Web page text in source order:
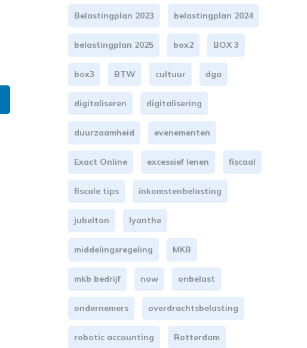
Belastingplan 2023 belastingplan 2024
belastingplan 2025 box2 BOX 3
box3 BTW cultuur dga
digitaliseren digitalisering
duurzaamheid evenementen
Exact Online excessief lenen fiscaal
fiscale tips inkomstenbelasting
jubelton lyanthe
middelingsregeling MKB
mkb bedrijf now onbelast
ondernemers overdrachtsbelasting
robotic accounting Rotterdam